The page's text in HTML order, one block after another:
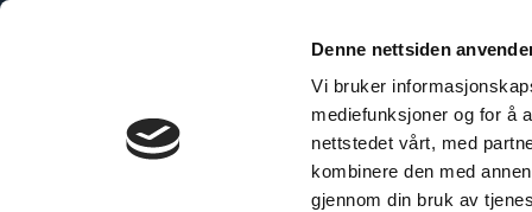
Denne nettsiden
Vi bruker
mediefunksjoner og for å
nettstedet vårt, med
kombinere den med
gjennom din bruk av
Skip